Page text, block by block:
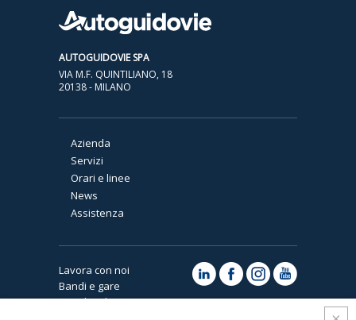
AUTOGUIDOVIE SPA
VIA M.F. QUINTILIANO, 18
20138 - MILANO
Azienda
Servizi
Orari e linee
News
Assistenza
Lavora con noi
Bandi e gare
Note legali e privacy